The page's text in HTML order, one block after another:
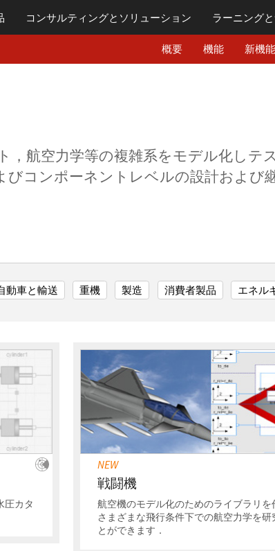
コンサルティングとソリューション ラーニング
概要 機能 新機能
，航空力学等の複雑系をモデル化しテ
びコンポーネントレベルの設計および
動車と輸送 重機 製造 消費者製品 エネル
圧カタ
NEW
戦闘機
航空機のモデル化のためのライブラリを
さまざまな飛行条件下での航空力学を研
とができます．